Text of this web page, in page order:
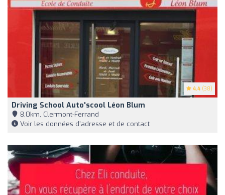
4.4 (38)
Driving School Auto'scool Léon Blum
8,0km, Clermont-Ferrand
Voir les données d'adresse et de contact